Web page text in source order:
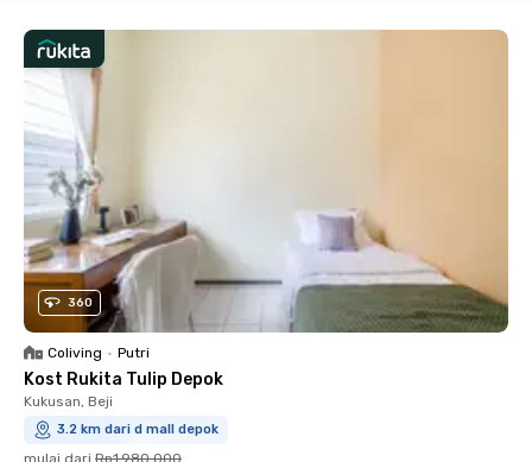
360
Coliving • Putri
Kost Rukita Tulip Depok
Kukusan, Beji
3.2 km dari d mall depok
mulai dari Rp1.980.000